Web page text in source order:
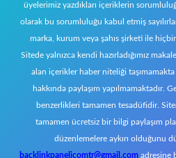
üyelerimiz yazdıkları içeriklerin
olarak bu sorumluluğu kabul etmiş
marka, kurum veya şahıs şirketi ile
Sitede yalnızca kendi hazırladığımız
alan içerikler haber niteliği
hakkında paylaşım yapılmamaktadır.
benzerlikleri tamamen tesadüfidir.
tamamen ücretsiz bir bilgi paylaşım
düzenlemelere aykırı olduğunu
backlinkpanelicomtr@gmail.com adresine